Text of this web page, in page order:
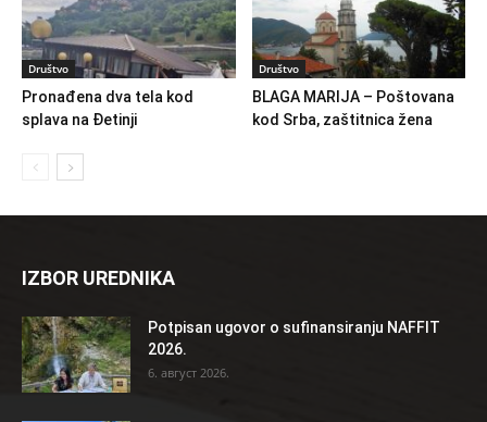
Društvo
Pronađena dva tela kod
splava na Đetinji
Društvo
BLAGA MARIJA – Poštovana
kod Srba, zaštitnica žena
IZBOR UREDNIKA
Potpisan ugovor o sufinansiranju NAFFIT
2026.
6. август 2026.